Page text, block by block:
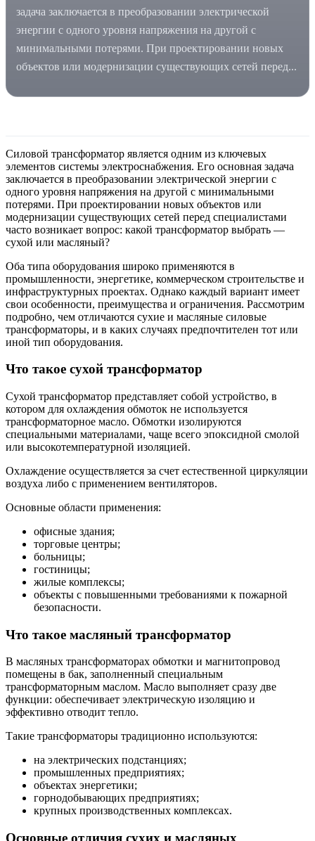
задача заключается в преобразовании электрической
энергии с одного уровня напряжения на другой с
минимальными потерями. При проектировании новых
объектов или модернизации существующих сетей перед...
Силовой трансформатор является одним из ключевых
элементов системы электроснабжения. Его основная задача
заключается в преобразовании электрической энергии с
одного уровня напряжения на другой с минимальными
потерями. При проектировании новых объектов или
модернизации существующих сетей перед специалистами
часто возникает вопрос: какой трансформатор выбрать —
сухой или масляный?
Оба типа оборудования широко применяются в
промышленности, энергетике, коммерческом строительстве и
инфраструктурных проектах. Однако каждый вариант имеет
свои особенности, преимущества и ограничения. Рассмотрим
подробно, чем отличаются сухие и масляные силовые
трансформаторы, и в каких случаях предпочтителен тот или
иной тип оборудования.
Что такое сухой трансформатор
Сухой трансформатор представляет собой устройство, в
котором для охлаждения обмоток не используется
трансформаторное масло. Обмотки изолируются
специальными материалами, чаще всего эпоксидной смолой
или высокотемпературной изоляцией.
Охлаждение осуществляется за счет естественной циркуляции
воздуха либо с применением вентиляторов.
Основные области применения:
офисные здания;
торговые центры;
больницы;
гостиницы;
жилые комплексы;
объекты с повышенными требованиями к пожарной
безопасности.
Что такое масляный трансформатор
В масляных трансформаторах обмотки и магнитопровод
помещены в бак, заполненный специальным
трансформаторным маслом. Масло выполняет сразу две
функции: обеспечивает электрическую изоляцию и
эффективно отводит тепло.
Такие трансформаторы традиционно используются:
на электрических подстанциях;
промышленных предприятиях;
объектах энергетики;
горнодобывающих предприятиях;
крупных производственных комплексах.
Основные отличия сухих и масляных